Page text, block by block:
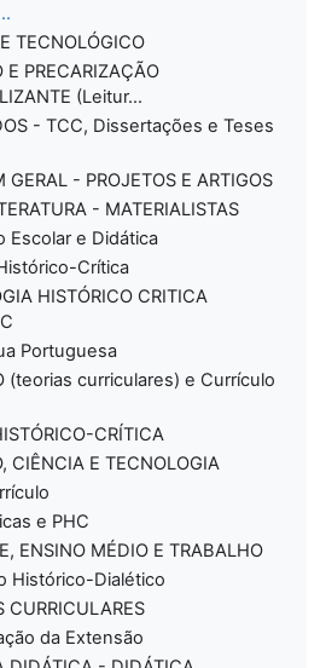
TECNOLÓGICO
E PRECARIZAÇÃO
(Leitur...
- TCC, Dissertações e Teses
GERAL - PROJETOS E ARTIGOS
- MATERIALISTAS
Escolar e Didática
Crítica
HISTÓRICO CRITICA
Portuguesa
(teorias curriculares) e Currículo
CRÍTICA
CIÊNCIA E TECNOLOGIA
e PHC
ENSINO MÉDIO E TRABALHO
Histórico-Dialético
CURRICULARES
da Extensão